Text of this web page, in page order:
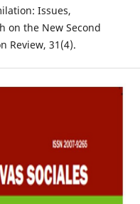
Issues,
on the New Second
Review, 31(4).